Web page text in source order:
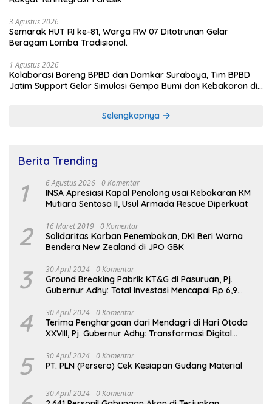
3 Agustus 2026
Semarak HUT RI ke-81, Warga RW 07 Ditotrunan Gelar
Beragam Lomba Tradisional.
1 Agustus 2026
Kolaborasi Bareng BPBD dan Damkar Surabaya, Tim BPBD
Jatim Support Gelar Simulasi Gempa Bumi dan Kebakaran di
Selengkapnya
Berita Trending
1 6 Agustus 2026 0 Komentar
INSA Apresiasi Kapal Penolong usai Kebakaran KM
Mutiara Sentosa II, Usul Armada Rescue Diperkuat
2 16 Maret 2019 0 Komentar
Solidaritas Korban Penembakan, DKI Beri Warna
Bendera New Zealand di JPO GBK
3 30 April 2024 0 Komentar
Ground Breaking Pabrik KT&G di Pasuruan, Pj.
Gubernur Adhy: Total Investasi Mencapai Rp 6,9
4 30 April 2024 0 Komentar
Terima Penghargaan dari Mendagri di Hari Otoda
XXVIII, Pj. Gubernur Adhy: Transformasi Digital
Keberhasilan Jatim
5 30 April 2024 0 Komentar
PT. PLN (Persero) Cek Kesiapan Gudang Material
30 April 2024 0 Komentar